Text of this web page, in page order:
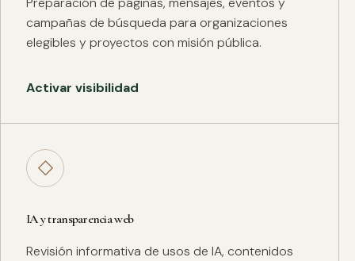
campañas de búsqueda para organizaciones
elegibles y proyectos con misión pública.
Activar visibilidad
◇
IA y transparencia web
Revisión informativa de usos de IA, contenidos